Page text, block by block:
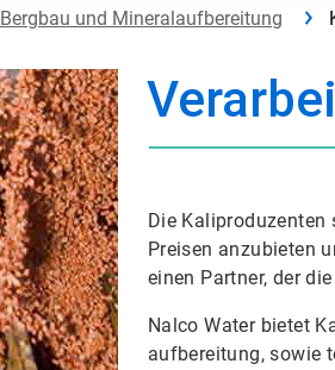
Bergbau und Mineralaufbereitung
Die
Preisen anzubieten
einen Partner, der
Nalco Water bietet
aufbereitung, sowie